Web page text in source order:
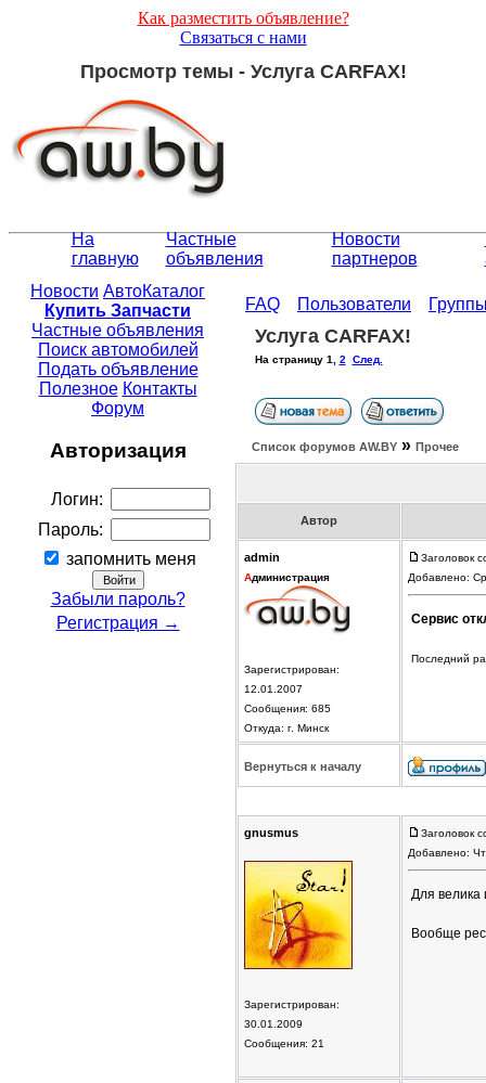
Как разместить объявление?
Связаться с нами
Просмотр темы - Услуга CARFAX!
На
главную
Частные
объявления
Новости
партнеров
Новости АвтоКаталог
Купить Запчасти
Частные объявления
Поиск автомобилей
Подать объявление
Полезное Контакты
Форум
Авторизация
Логин:
Пароль:
запомнить меня
Забыли пароль?
Регистрация →
FAQ Пользователи
Услуга CARFAX!
На страницу 1 2 След.
Список форумов АW.BY » Прочее
Автор
admin
Администрация
Зарегистрирован:
12.01.2007
Сообщения: 685
Откуда: г. Минск
Заголовок
Добавлено:
Сервис
Последний
Вернуться к началу
gnusmus
Зарегистрирован:
30.01.2009
Сообщения: 21
Заголовок
Добавлено:
Для велика
Вообще